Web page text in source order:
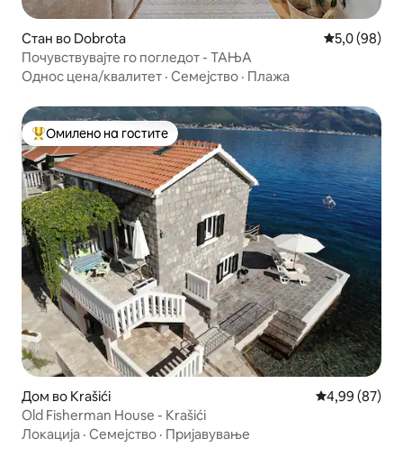
Стан во Dobrota Просечна
5,0 (98)
Почувствувајте го погледот - ТАЊА
Однос цена/квалитет · Семејство · Плажа
Меѓу најуспешните „Омилени на гостите“
Омилено на гостите
Дом во Krašići Просечна
4,99 (87)
Old Fisherman House - Krašići
Локација · Семејство · Пријавување